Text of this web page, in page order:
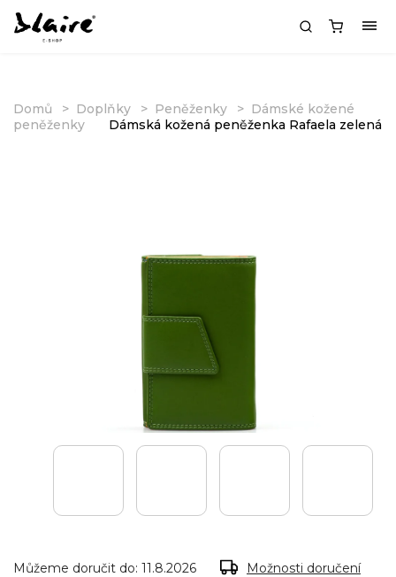
Domů Doplňky Peněženky
Dámské kožené
peněženky
Dámská kožená peněženka Rafaela zelená
Můžeme doručit do: 11.8.2026 Možnosti doručení